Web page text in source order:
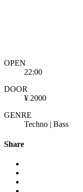
OPEN
22:00
DOOR
¥ 2000
GENRE
Techno | Bass
Share